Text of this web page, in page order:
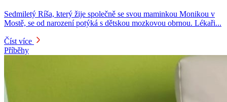
Sedmiletý Ríša, který žije společně se svou maminkou Monikou v
Mostě, se od narození potýká s dětskou mozkovou obrnou. Lékaři...
Číst více
Příběhy